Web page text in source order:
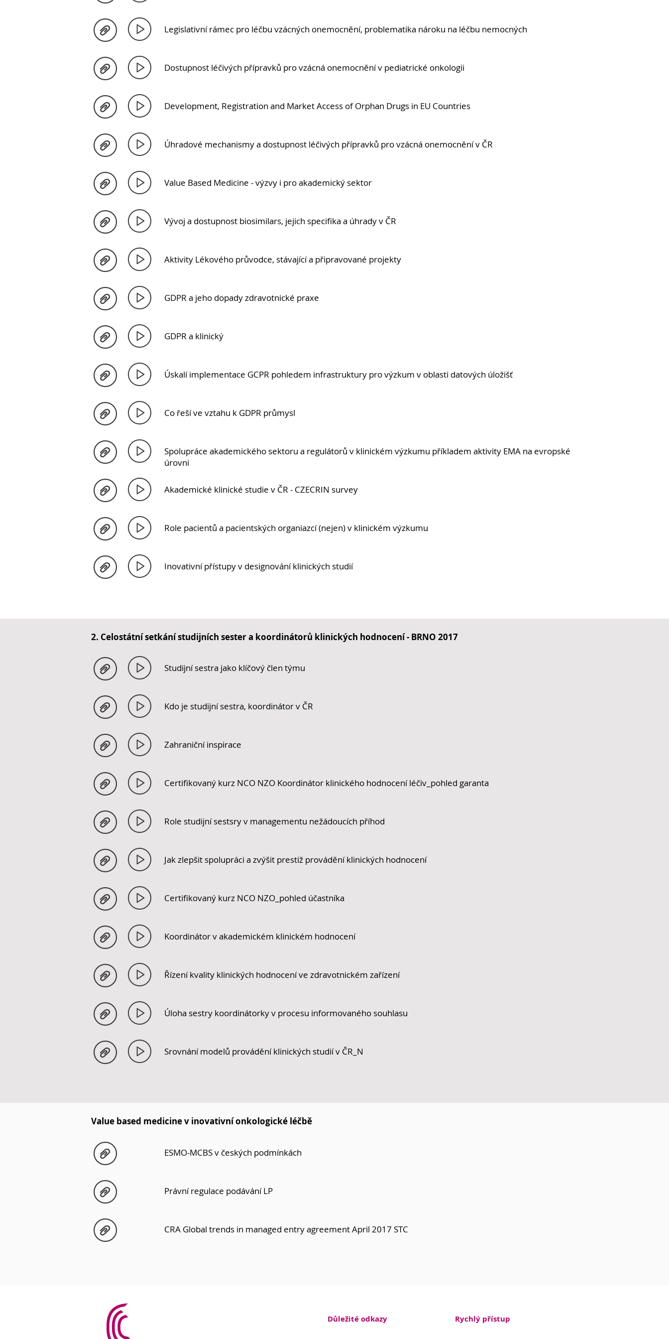
Legislativní rámec pro léčbu vzácných onemocnění, problematika nároku na léčbu nemocných
Dostupnost léčivých přípravků pro vzácná onemocnění v pediatrické onkologii
Development, Registration and Market Access of Orphan Drugs in EU Countries
Úhradové mechanismy a dostupnost léčivých přípravků pro vzácná onemocnění v ČR
Value Based Medicine - výzvy i pro akademický sektor
Vývoj a dostupnost biosimilars, jejich specifika a úhrady v ČR
Aktivity Lékového průvodce, stávající a připravované projekty
GDPR a jeho dopady zdravotnické praxe
GDPR a klinický
Úskalí implementace GCPR pohledem infrastruktury pro výzkum v oblasti datových úložišť
Co řeší ve vztahu k GDPR průmysl
Spolupráce akademického sektoru a regulátorů v klinickém výzkumu příkladem aktivity EMA na evropské
úrovni
Akademické klinické studie v ČR - CZECRIN survey
Role pacientů a pacientských organiazcí (nejen) v klinickém výzkumu
Inovativní přístupy v designování klinických studií
2. Celostátní setkání studijních sester a koordinátorů klinických hodnocení - BRNO 2017
Studijní sestra jako klíčový člen týmu
Kdo je studijní sestra, koordinátor v ČR
Zahraniční inspirace
Certifikovaný kurz NCO NZO Koordinátor klinického hodnocení léčiv_pohled garanta
Role studijní sestsry v managementu nežádoucích příhod
Jak zlepšit spolupráci a zvýšit prestiž provádění klinických hodnocení
Certifikovaný kurz NCO NZO_pohled účastníka
Koordinátor v akademickém klinickém hodnocení
Řízení kvality klinických hodnocení ve zdravotnickém zařízení
Úloha sestry koordinátorky v procesu informovaného souhlasu
Srovnání modelů provádění klinických studií v ČR_N
Value based medicine v inovativní onkologické léčbě
ESMO-MCBS v českých podmínkách
Právní regulace podávání LP
CRA Global trends in managed entry agreement April 2017 STC
Důležité odkazy Rychlý přístup